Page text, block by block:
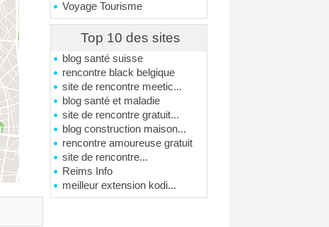
Voyage Tourisme
Top 10 des sites
blog santé suisse
rencontre black belgique
site de rencontre meetic...
blog santé et maladie
site de rencontre gratuit...
blog construction maison...
rencontre amoureuse gratuit
site de rencontre...
Reims Info
meilleur extension kodi...